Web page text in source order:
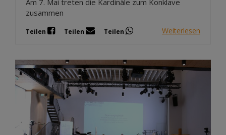
zusammen
Teilen Teilen Teilen Weiterlesen